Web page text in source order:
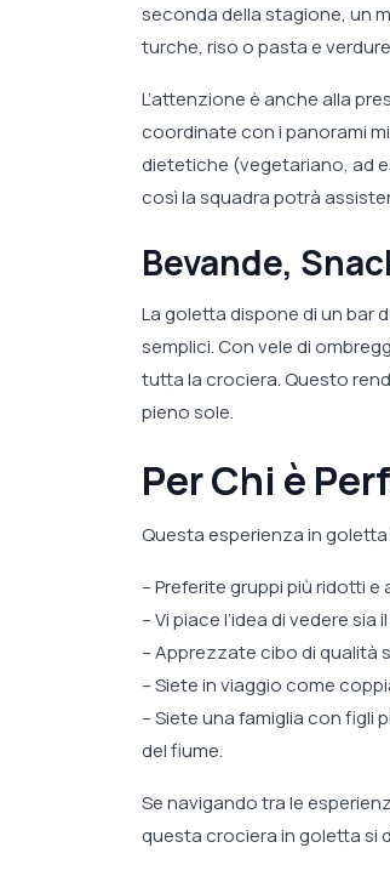
seconda della stagione, un
turche, riso o pasta e
L’attenzione è anche alla
coordinate con i panorami
dietetiche (vegetariano, ad
così la squadra potrà
Bevande,
La goletta dispone di un bar
semplici. Con vele di
tutta la crociera. Questo
pieno sole.
Per Chi è
Questa esperienza in goletta
– Preferite gruppi più ridotti
– Vi piace l’idea di vedere
– Apprezzate cibo di qualità
– Siete in viaggio come
– Siete una famiglia con
del fiume.
Se navigando tra le
questa crociera in goletta si